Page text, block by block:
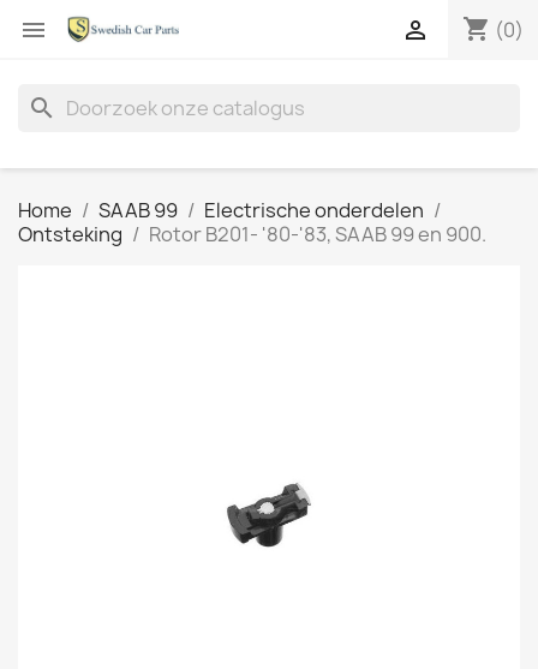
 shopping_cart (0)

search
Home SAAB 99
Electrische onderdelen
Ontsteking
Rotor B201- '80-'83, SAAB 99 en 900.